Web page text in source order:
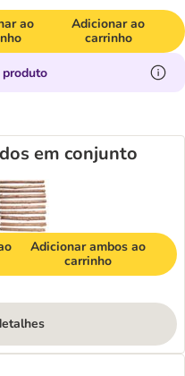
ao
Adicionar ao
carrinho
produto
em conjunto
Adicionar ambos ao
carrinho